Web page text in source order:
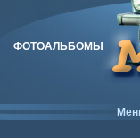
ФОТОАЛЬБОМЫ